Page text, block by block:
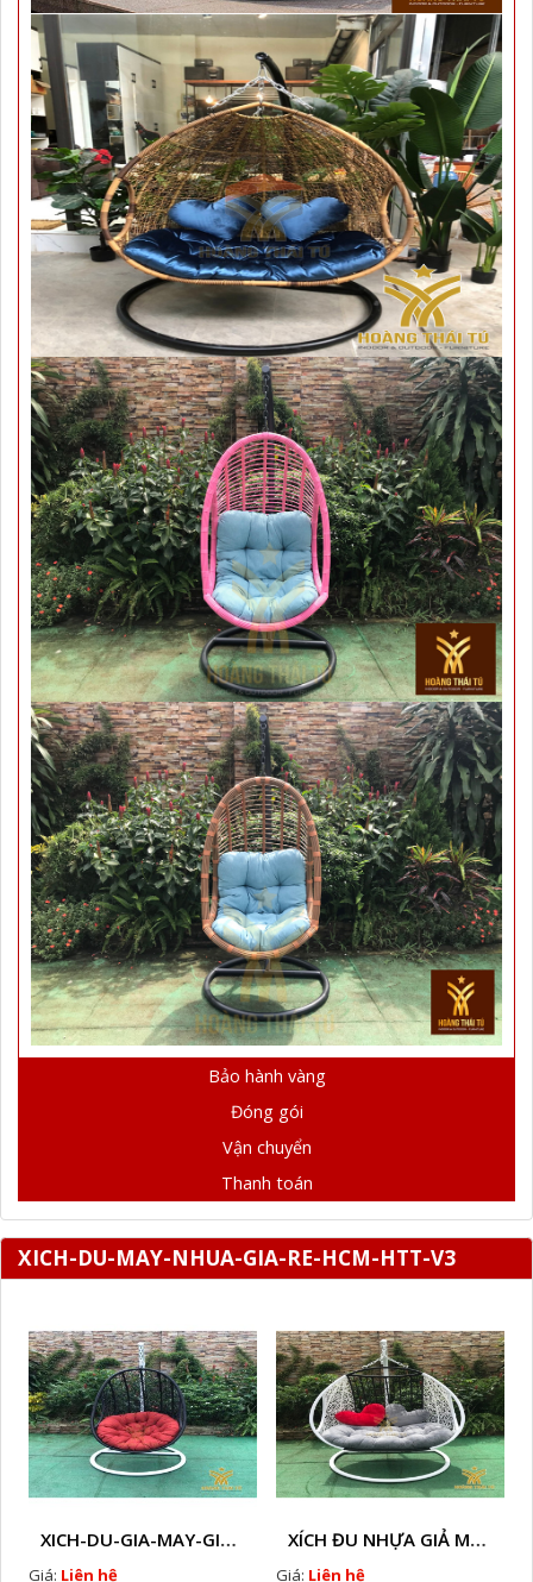
Bảo hành vàng
Đóng gói
Vận chuyển
Thanh toán
XICH-DU-MAY-NHUA-GIA-RE-HCM-HTT-V3
XICH-DU-GIA-MAY-GIA-RE-HTT-XDW21
Giá: Liên hệ
XÍCH ĐU NHỰA GIẢ MÂY HTT - XD43
Giá: Liên hệ